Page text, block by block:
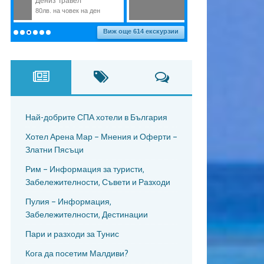
Най-добрите СПА хотели в България
Хотел Арена Мар – Мнения и Оферти –
Златни Пясъци
Рим – Информация за туристи,
Забележителности, Съвети и Разходи
Пулия – Информация,
Забележителности, Дестинации
Пари и разходи за Тунис
Кога да посетим Малдиви?